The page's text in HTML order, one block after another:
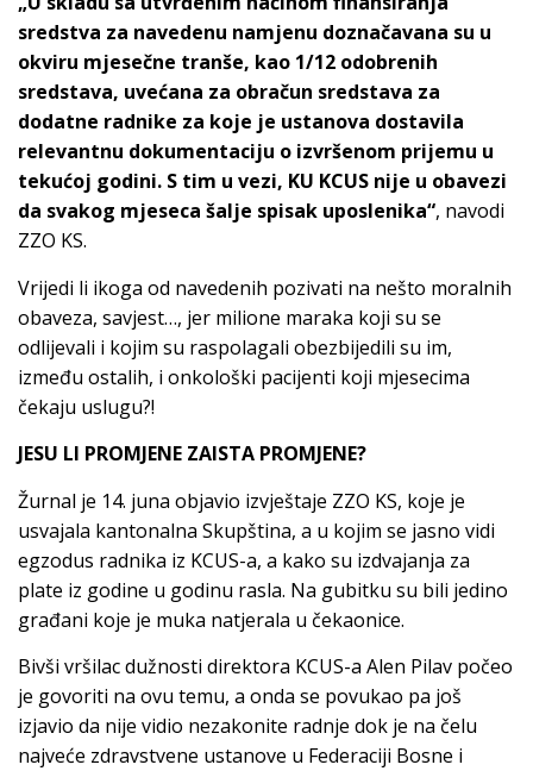
sredstva za navedenu namjenu doznačavana su u
okviru mjesečne tranše, kao 1/12 odobrenih
sredstava, uvećana za obračun sredstava za
dodatne radnike za koje je ustanova dostavila
relevantnu dokumentaciju o izvršenom prijemu u
tekućoj godini. S tim u vezi, KU KCUS nije u obavezi
da svakog mjeseca šalje spisak uposlenika“, navodi
ZZO KS.
Vrijedi li ikoga od navedenih pozivati na nešto moralnih
obaveza, savjest…, jer milione maraka koji su se
odlijevali i kojim su raspolagali obezbijedili su im,
između ostalih, i onkološki pacijenti koji mjesecima
čekaju uslugu?!
JESU LI PROMJENE ZAISTA PROMJENE?
Žurnal je 14. juna objavio izvještaje ZZO KS, koje je
usvajala kantonalna Skupština, a u kojim se jasno vidi
egzodus radnika iz KCUS-a, a kako su izdvajanja za
plate iz godine u godinu rasla. Na gubitku su bili jedino
građani koje je muka natjerala u čekaonice.
Bivši vršilac dužnosti direktora KCUS-a Alen Pilav počeo
je govoriti na ovu temu, a onda se povukao pa još
izjavio da nije vidio nezakonite radnje dok je na čelu
najveće zdravstvene ustanove u Federaciji Bosne i